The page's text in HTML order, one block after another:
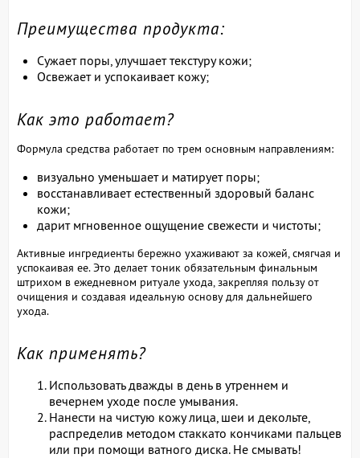
Преимущества продукта:
Сужает поры, улучшает текстуру кожи;
Освежает и успокаивает кожу;
Как это работает?
Формула средства работает по трем основным направлениям:
визуально уменьшает и матирует поры;
восстанавливает естественный здоровый баланс
кожи;
дарит мгновенное ощущение свежести и чистоты;
Активные ингредиенты бережно ухаживают за кожей, смягчая и
успокаивая ее. Это делает тоник обязательным финальным
штрихом в ежедневном ритуале ухода, закрепляя пользу от
очищения и создавая идеальную основу для дальнейшего
ухода.
Как применять?
Использовать дважды в день в утреннем и
вечернем уходе после умывания.
Нанести на чистую кожу лица, шеи и декольте,
распределив методом стаккато кончиками пальцев
или при помощи ватного диска. Не смывать!